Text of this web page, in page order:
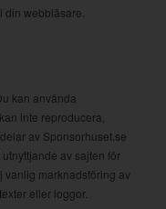
webbläsare.
kan använda
inte reproducera,
av Sponsorhuset.se
av sajten för
vanlig marknadsföring av
eller loggor.